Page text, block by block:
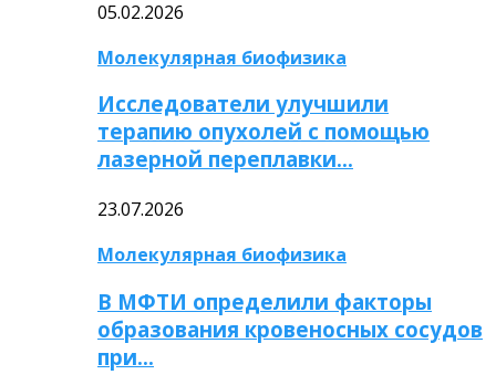
05.02.2026
Молекулярная биофизика
Исследователи улучшили
терапию опухолей с помощью
лазерной переплавки…
23.07.2026
Молекулярная биофизика
В МФТИ определили факторы
образования кровеносных сосудов
при…